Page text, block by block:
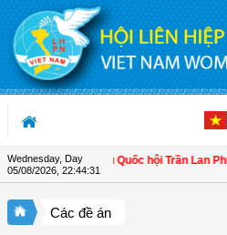
Skip to Content
Wednesday, Day
05/08/2026, 22:44:32
lý | Đại biểu Quốc hội Trần Lan
Các đề án